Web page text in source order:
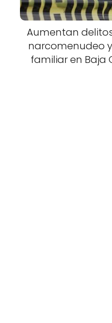
Aumentan
narcomenudeo
familiar en Baja